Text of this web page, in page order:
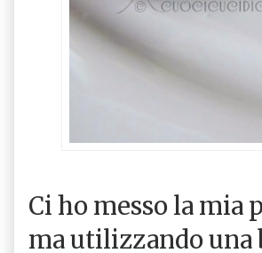
Ci ho messo la mia
ma utilizzando una